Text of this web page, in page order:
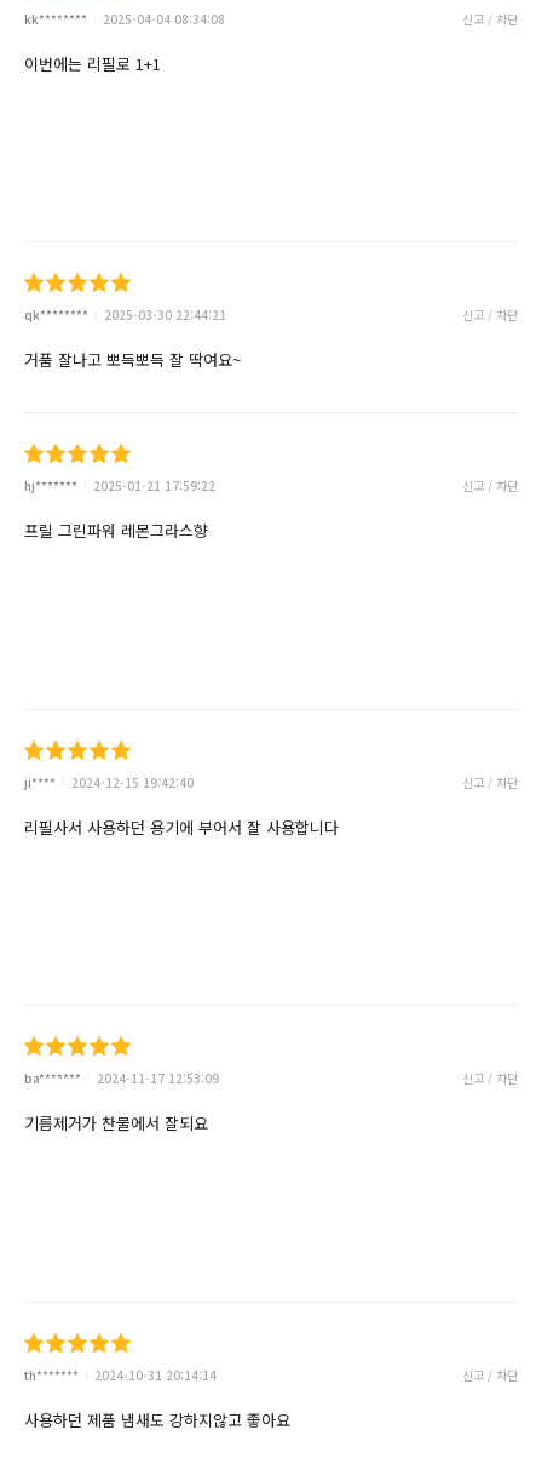
kk******** 2025-04-04 08:34:08 신고 / 차단
이번에는 리필로 1+1
qk******** 2025-03-30 22:44:21 신고 / 차단
거품 잘나고 뽀득뽀득 잘 딱여요~
hj******* 2025-01-21 17:59:22 신고 / 차단
프릴 그린파워 레몬그라스향
ji**** 2024-12-15 19:42:40 신고 / 차단
리필사서 사용하던 용기에 부어서 잘 사용합니다
ba******* 2024-11-17 12:53:09 신고 / 차단
기름제거가 찬물에서 잘되요
th******* 2024-10-31 20:14:14 신고 / 차단
사용하던 제품 냄새도 강하지않고 좋아요